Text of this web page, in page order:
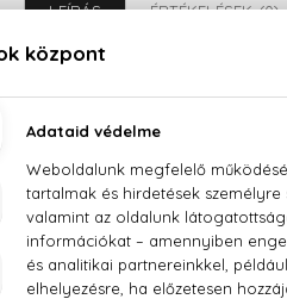
LEÍRÁS ÉRTÉKELÉSEK (0)
Jimmy Choo Illicit Flower